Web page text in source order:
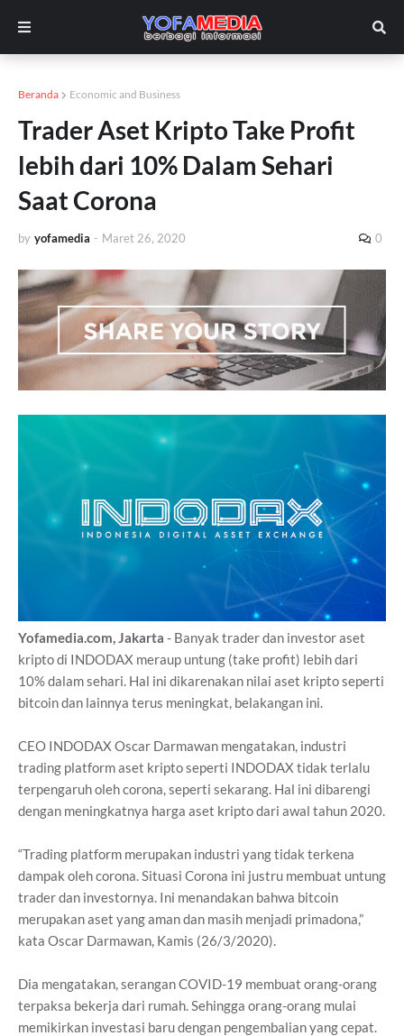
Beranda Economic and Business
Trader Aset Kripto Take Profit
lebih dari 10% Dalam Sehari
Saat Corona
by yofamedia - Maret 26, 2020 0
Yofamedia.com, Jakarta - Banyak trader dan investor aset
kripto di INDODAX meraup untung (take profit) lebih dari
10% dalam sehari. Hal ini dikarenakan nilai aset kripto seperti
bitcoin dan lainnya terus meningkat, belakangan ini.
CEO INDODAX Oscar Darmawan mengatakan, industri
trading platform aset kripto seperti INDODAX tidak terlalu
terpengaruh oleh corona, seperti sekarang. Hal ini dibarengi
dengan meningkatnya harga aset kripto dari awal tahun 2020.
“Trading platform merupakan industri yang tidak terkena
dampak oleh corona. Situasi Corona ini justru membuat untung
trader dan investornya. Ini menandakan bahwa bitcoin
merupakan aset yang aman dan masih menjadi primadona,”
kata Oscar Darmawan, Kamis (26/3/2020).
Dia mengatakan, serangan COVID-19 membuat orang-orang
terpaksa bekerja dari rumah. Sehingga orang-orang mulai
memikirkan investasi baru dengan pengembalian yang cepat.